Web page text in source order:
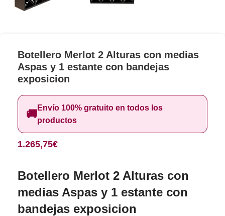
Botellero Merlot 2 Alturas con medias
Aspas y 1 estante con bandejas
exposicion
🚚Envío 100% gratuito en todos los
productos
1.265,75€
Botellero Merlot 2 Alturas con
medias Aspas y 1 estante con
bandejas exposicion